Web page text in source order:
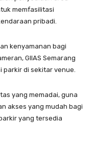
memfasilitasi
pribadi.
kenyamanan bagi
GIIAS Semarang
parkir di sekitar venue.
yang memadai, guna
akses yang mudah bagi
yang tersedia